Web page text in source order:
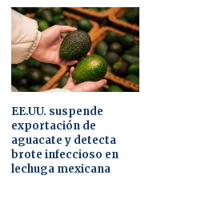
EE.UU. suspende
exportación de
aguacate y detecta
brote infeccioso en
lechuga mexicana